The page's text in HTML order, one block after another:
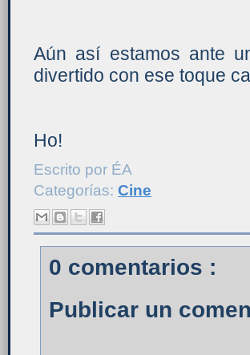
Aún así estamos ante
divertido con ese toque
Ho!
Escrito por ÉA
Categorías: Cine
0 comentarios :
Publicar un